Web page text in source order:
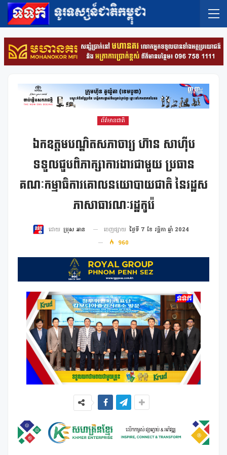
ព័ត៌មានជាតិ
ឯកឧត្តមបណ្ឌិតសភាចារ្យ ហ៊ាន សាហ៊ីប
ទទួលជួបពិភាក្សាការងារជាមួយ ប្រធាន
គណៈកម្មាធិការគោលនយោបាយជាតិ នៃរដ្ឋស
ភាសាធារណៈរដ្ឋកូរ៉េ
ដោយ ប្រុស អាន ចេញផ្សាយ ថ្ងៃទី 7 ខែ វច្ឆិកា ឆ្នាំ 2024
960